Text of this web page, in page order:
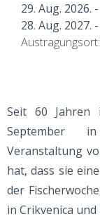
29. Aug. 2026. -
28. Aug. 2027. -
Austragungsort:
Seit 60 Jahren
September
Veranstaltung
hat, dass sie
der
in Crikvenica